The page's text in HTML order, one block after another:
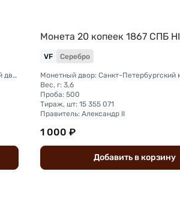
Монетный двор: Санкт-Петербургский монетный двор
Монета 20 копеек 1867 СПБ НI
VF Серебро
Вес, г: 3,6
Проба: 500
Тираж, шт: 15 355 071
Правитель: Александр II
1 000 ₽
Добавить вкорзину